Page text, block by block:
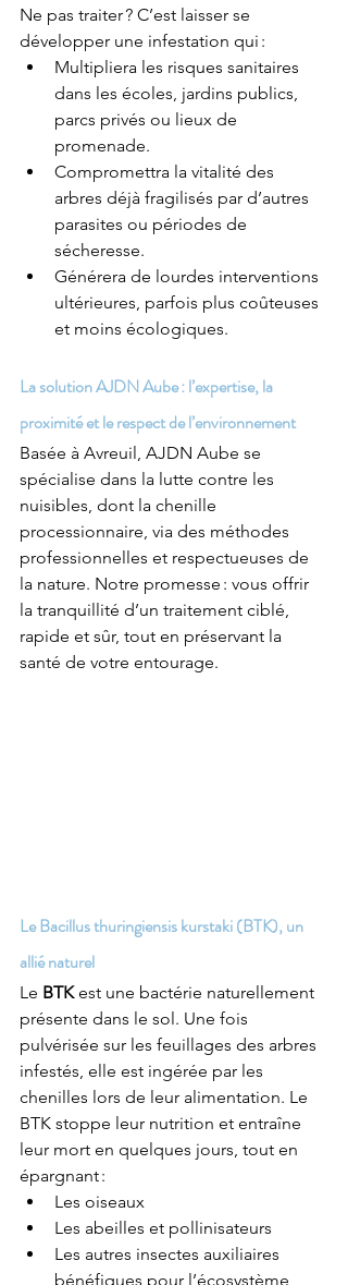
Ne pas traiter ? C’est laisser se
développer une infestation qui :
Multipliera les risques sanitaires
dans les écoles, jardins publics,
parcs privés ou lieux de
promenade.
Compromettra la vitalité des
arbres déjà fragilisés par d’autres
parasites ou périodes de
sécheresse.
Générera de lourdes interventions
ultérieures, parfois plus coûteuses
et moins écologiques.
La solution AJDN Aube : l’expertise, la
proximité et le respect de l’environnement
Basée à Avreuil, AJDN Aube se
spécialise dans la lutte contre les
nuisibles, dont la chenille
processionnaire, via des méthodes
professionnelles et respectueuses de
la nature. Notre promesse : vous offrir
la tranquillité d’un traitement ciblé,
rapide et sûr, tout en préservant la
santé de votre entourage.
Le Bacillus thuringiensis kurstaki (BTK), un
allié naturel
Le BTK est une bactérie naturellement
présente dans le sol. Une fois
pulvérisée sur les feuillages des arbres
infestés, elle est ingérée par les
chenilles lors de leur alimentation. Le
BTK stoppe leur nutrition et entraîne
leur mort en quelques jours, tout en
épargnant :
Les oiseaux
Les abeilles et pollinisateurs
Les autres insectes auxiliaires
bénéfiques pour l’écosystème